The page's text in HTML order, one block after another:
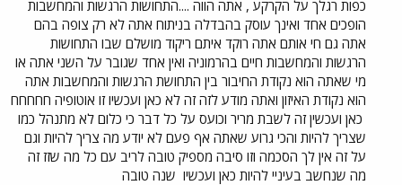
כפות רגלך על הקרקע , אתה הווה ....התחושות הרגשות והמחשבות
הופכים אחד ואינך עוסק בהבדלה בניתוח אתה לא רק צופה בהם
אתה גם חי אותם אתה רוקד איתם ריקוד מושלם שבו התחושות
הרגשות והמחשבות חיים בהרמוניה ואין אחד שגובר על השני אתה או
מי שאתה הוא נקודת החיבור בין התחושת הרגשות והמחשבות אתה
הוא נקודת האיזון ואתה מודע לזה זה לא כאן ועכשיו זו אוטופיה חחחחח
כאן ועכשין זה לשבת מריר וכועס על כל דבר כי כלום לא מתנהל כמו
שצריך להיות והכי גרוע שאתה אף פעם לא יודע מה צריך להיות וגם
על זה אין לך הסכמה וזו סיבה מספיק טובה לריב עם כל מה שזז זה
מה שנחשב בעיניי להיות כאן ועכשיו שנה טובה